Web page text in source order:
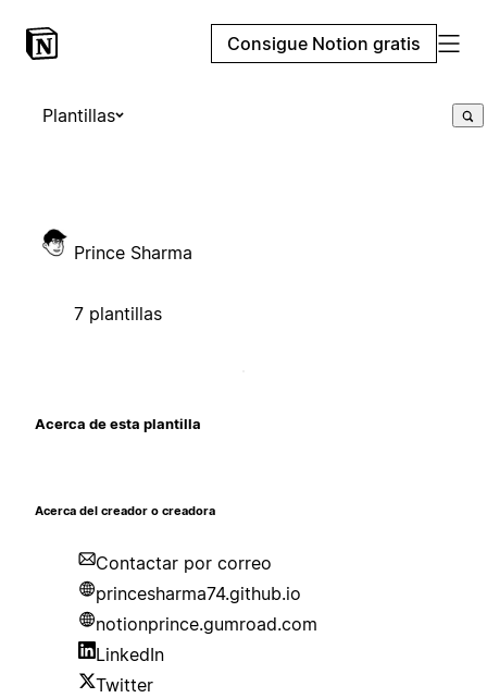
Consigue Notion gratis
Plantillas
Prince Sharma
7 plantillas
Acerca de esta plantilla
Acerca del creador o creadora
Contactar por correo
princesharma74.github.io
notionprince.gumroad.com
LinkedIn
Twitter